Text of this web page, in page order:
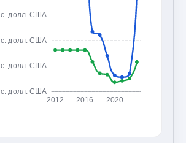
долл. США
долл. США
долл. США
долл. США
2012 2016 2020